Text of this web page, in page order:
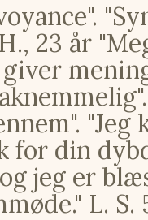
23 år
for din
jeg er
L. S.